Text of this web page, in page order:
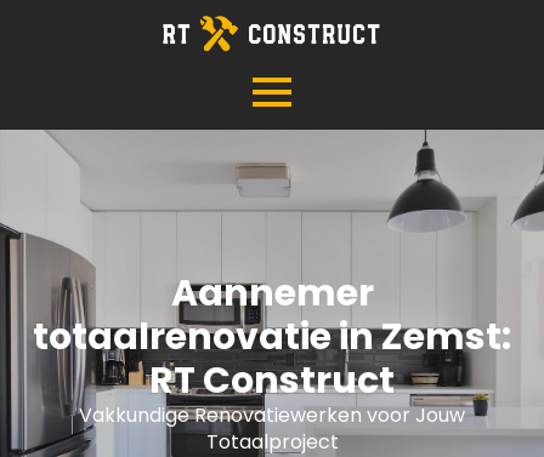
Aannemer
totaalrenovatie in Zemst:
RT Construct
Vakkundige Renovatiewerken voor Jouw
Totaalproject